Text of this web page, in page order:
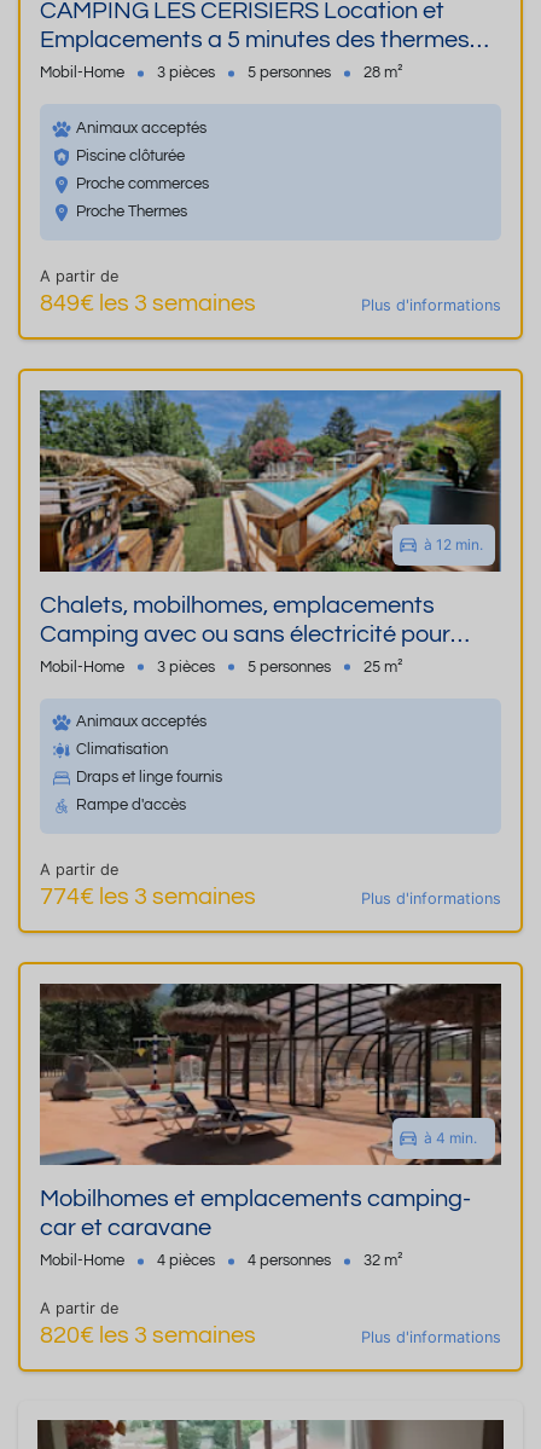
CAMPING LES CERISIERS Location et
Emplacements a 5 minutes des thermes
de Vernet les Bains
Mobil-Home 3 pièces 5 personnes 28 m²
Animaux acceptés
Piscine clôturée
Proche commerces
Proche Thermes
A partir de
849€ les 3 semaines Plus d'informations
à 12 min.
Chalets, mobilhomes, emplacements
Camping avec ou sans électricité pour
tentes, caravanes et camping car
Mobil-Home 3 pièces 5 personnes 25 m²
Animaux acceptés
Climatisation
Draps et linge fournis
Rampe d'accès
A partir de
774€ les 3 semaines Plus d'informations
à 4 min.
Mobilhomes et emplacements camping-
car et caravane
Mobil-Home 4 pièces 4 personnes 32 m²
A partir de
820€ les 3 semaines Plus d'informations